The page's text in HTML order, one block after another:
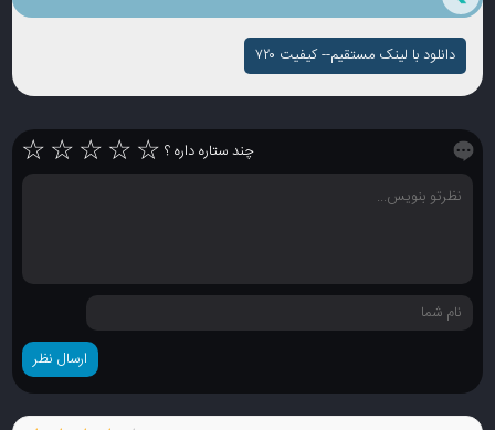
دانلود با لینک مستقیم-- کیفیت ۷۲۰
چند ستاره داره ؟ ☆
☆
☆
☆
☆